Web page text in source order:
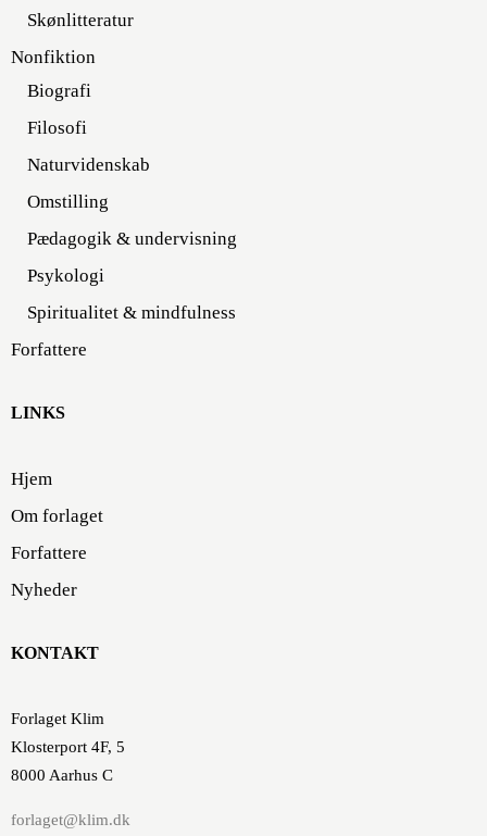
Skønlitteratur
Nonfiktion
Biografi
Filosofi
Naturvidenskab
Omstilling
Pædagogik & undervisning
Psykologi
Spiritualitet & mindfulness
Forfattere
LINKS
Hjem
Om forlaget
Forfattere
Nyheder
KONTAKT
Forlaget Klim
Klosterport 4F, 5
8000 Aarhus C
forlaget@klim.dk